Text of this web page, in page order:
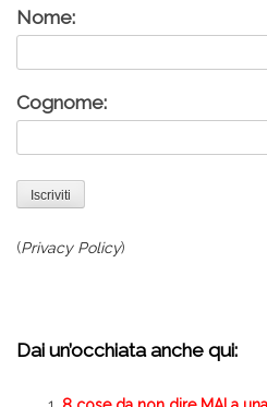
Nome:
Cognome:
(Privacy Policy)
Dai un’occhiata anche qui: